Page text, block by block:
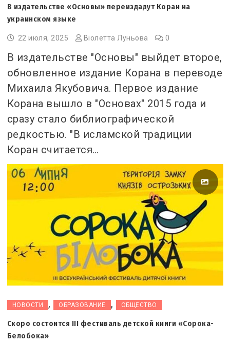
В издательстве «Основы» переиздадут Коран на
украинском языке
22 июля, 2025 Віолетта Луньова 0
В издательстве "Основы" выйдет второе,
обновленное издание Корана в переводе
Михаила Якубовича. Первое издание
Корана вышло в "Основах" 2015 года и
сразу стало библиографической
редкостью. "В исламской традиции
Коран считается…
НОВОСТИ , ОБРАЗОВАНИЕ , ОБЩЕСТВО
Скоро состоится ІІІ фестиваль детской книги «Сорока-
Белобока»